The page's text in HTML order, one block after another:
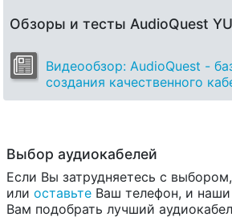
Обзоры и тесты AudioQuest
Видеообзор: AudioQuest -
создания качественного
Выбор аудиокабелей
Если Вы затрудняетесь с
или оставьте Ваш телефон, и
Вам подобрать лучший